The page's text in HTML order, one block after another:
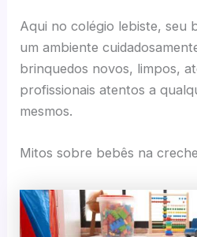
Aqui no colégio lebiste, seu
um ambiente
brinquedos novos, limpos,
profissionais atentos a
mesmos.
Mitos sobre bebês na